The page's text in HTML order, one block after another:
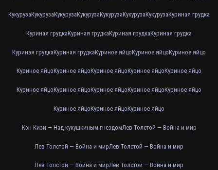
КукурузаКукурузаКукурузаКукурузаКукурузаКукурузаКукурузаКуриная грудка
Куриная грудкаКуриная грудкаКуриная грудкаКуриная грудка
Куриная грудкаКуриная грудкаКуриное яйцоКуриное яйцоКуриное яйцо
Куриное яйцоКуриное яйцоКуриное яйцоКуриное яйцоКуриное яйцо
Куриное яйцоКуриное яйцоКуриное яйцоКуриное яйцоКуриное яйцо
Куриное яйцоКуриное яйцоКуриное яйцо
Кэн Кизи — Над кукушкиным гнездомЛев Толстой — Война и мир
Лев Толстой — Война и мирЛев Толстой — Война и мир
Лев Толстой — Война и мирЛев Толстой — Война и мир